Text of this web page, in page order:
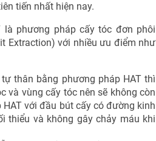
tiến nhất hiện nay.
phương pháp cấy tóc đơn phôi
Extraction) với nhiều ưu điểm như
thân bằng phương pháp HAT thì
và vùng cấy tóc nên sẽ không còn
với đầu bút cấy có đường kinh
thiểu và không gây chảy máu khi